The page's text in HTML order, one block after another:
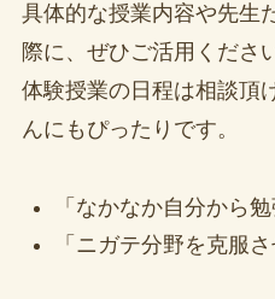
具体的な授業内容や先生
際に、ぜひご活用くださ
体験授業の日程は相談頂
んにもぴったりです。
「なかなか自分から
「ニガテ分野を克服さ